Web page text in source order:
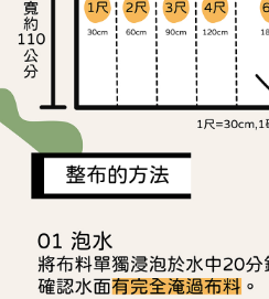
購買商品的店家。未經商家同意取消之訂
後付繳納相關費用。
※ 交易是否成功請以「AFTEE先享後付
是否繳費成功／繳費後需取消欲退款等
客戶支援中心」 https://
【注意事項】
１．透過由恩沛科技股份有限公司提供之
易，需依本服務之必要範圍內提供個人
權轉讓予恩沛科技股份有限公司。
https://aftee.tw/terms/#terms3
３．未成年的使用者請事先徵得法定代理
「AFTEE先享後付」，若未經同意申辦
任。
每筆NT$150，滿NT$1,500(含以上)
離島宅配
每筆NT$240